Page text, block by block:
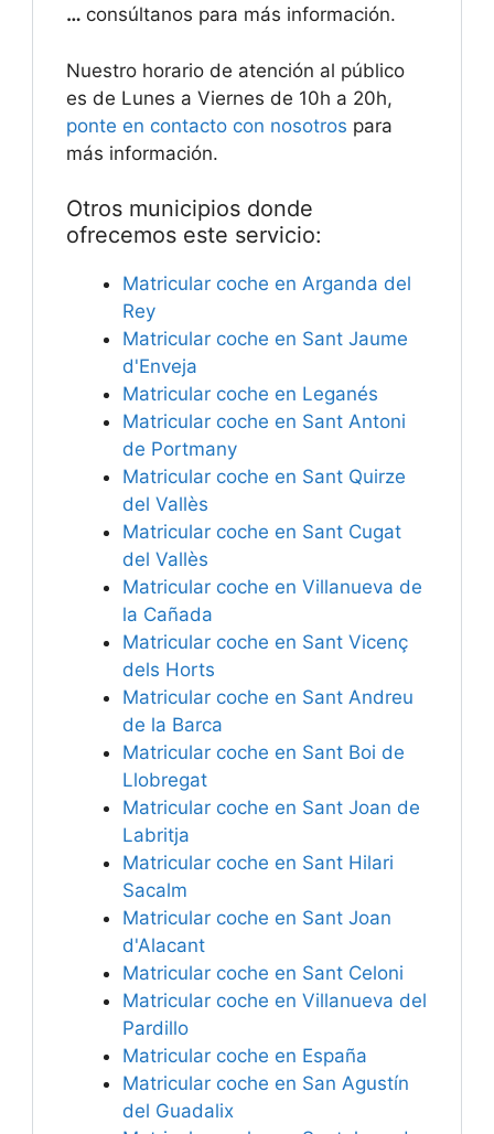
… consúltanos para más información.
Nuestro horario de atención al público
es de Lunes a Viernes de 10h a 20h,
ponte en contacto con nosotros para
más información.
Otros municipios donde
ofrecemos este servicio:
Matricular coche en Arganda del
Rey
Matricular coche en Sant Jaume
d'Enveja
Matricular coche en Leganés
Matricular coche en Sant Antoni
de Portmany
Matricular coche en Sant Quirze
del Vallès
Matricular coche en Sant Cugat
del Vallès
Matricular coche en Villanueva de
la Cañada
Matricular coche en Sant Vicenç
dels Horts
Matricular coche en Sant Andreu
de la Barca
Matricular coche en Sant Boi de
Llobregat
Matricular coche en Sant Joan de
Labritja
Matricular coche en Sant Hilari
Sacalm
Matricular coche en Sant Joan
d'Alacant
Matricular coche en Sant Celoni
Matricular coche en Villanueva del
Pardillo
Matricular coche en España
Matricular coche en San Agustín
del Guadalix